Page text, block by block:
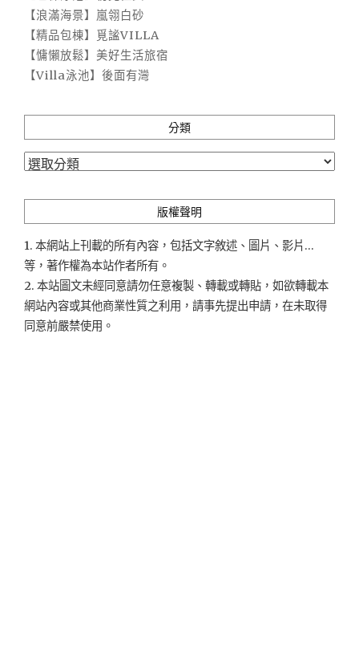
【浪滿海景】嵐翎白砂
【精品包棟】覓謐VILLA
【慵懶放鬆】美好生活旅宿
【Villa泳池】後面有灣
分類
分
版權聲明
1. 本網站上刊載的所有內容，包括文字敘述、圖片、影片...
等，著作權為本站作者所有。
2. 本站圖文未經同意請勿任意複製、轉載或轉貼，如欲轉載本
網站內容或其他商業性質之利用，請事先提出申請，在未取得
同意前嚴禁使用。